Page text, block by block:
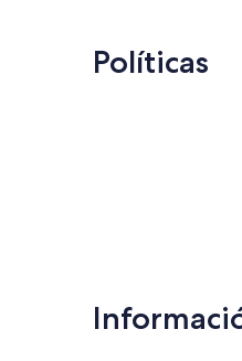
Políticas